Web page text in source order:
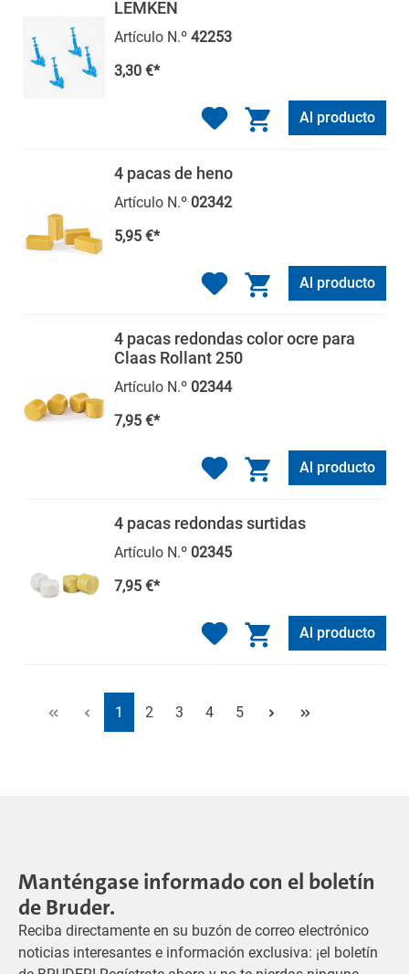
LEMKEN
Artículo N.º 42253
3,30 €*
Al producto
4 pacas de heno
Artículo N.º 02342
5,95 €*
Al producto
4 pacas redondas color ocre para
Claas Rollant 250
Artículo N.º 02344
7,95 €*
Al producto
4 pacas redondas surtidas
Artículo N.º 02345
7,95 €*
Al producto
Página
1 Página
2 Página
3 Página
4 Página
5
Manténgase informado con el boletín
de Bruder.
Reciba directamente en su buzón de correo electrónico
noticias interesantes e información exclusiva: ¡el boletín